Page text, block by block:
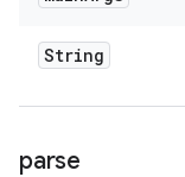
String
parse